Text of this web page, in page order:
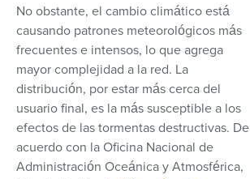
No obstante, el cambio climático está
causando patrones meteorológicos más
frecuentes e intensos, lo que agrega
mayor complejidad a la red. La
distribución, por estar más cerca del
usuario final, es la más susceptible a los
efectos de las tormentas destructivas. De
acuerdo con la Oficina Nacional de
Administración Oceánica y Atmosférica,